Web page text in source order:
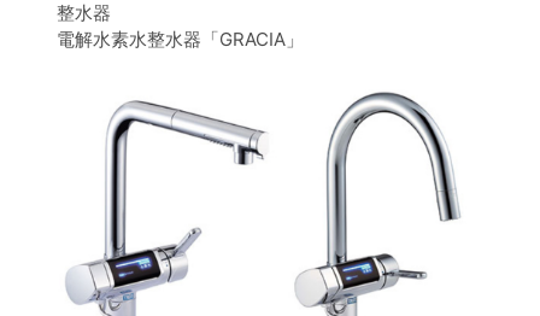
整水器
電解水素水整水器「GRACIA」